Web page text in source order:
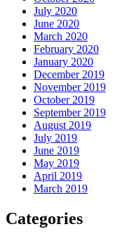
July 2020
June 2020
March 2020
February 2020
January 2020
December 2019
November 2019
October 2019
September 2019
August 2019
July 2019
June 2019
May 2019
April 2019
March 2019
Categories